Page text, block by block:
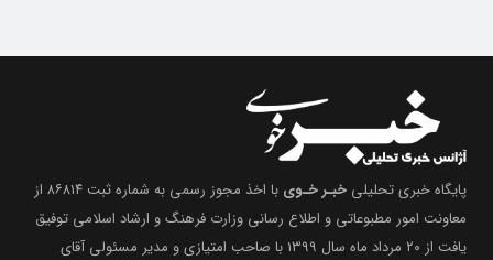
پایگاه خبری تحلیلی خبـر خـوی
با اخذ مجوز رسمی به شماره ثبت ۸۶۸۱۴ از
معاونت امور مطبوعاتی و اطلاع رسانی وزارت فرهنگ و ارشاد اسلامی توفیق
یافت از ۲۰ مرداد ماه سال ۱۳۹۹ با صاحب امتیازی و مدیر مسئولی آقای